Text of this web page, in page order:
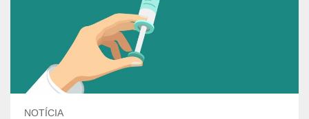
NOTÍCIA